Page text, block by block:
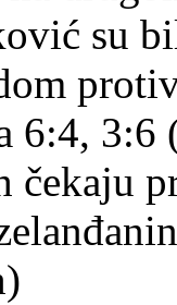
su
6:4,
čekaju